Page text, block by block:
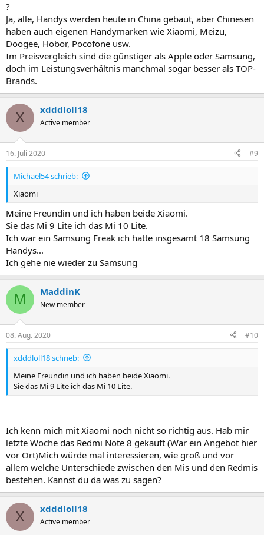
?
Ja, alle, Handys werden heute in China gebaut, aber Chinesen
haben auch eigenen Handymarken wie Xiaomi, Meizu,
Doogee, Hobor, Pocofone usw.
Im Preisvergleich sind die günstiger als Apple oder Samsung,
doch im Leistungsverhältnis manchmal sogar besser als TOP-
Brands.
X xdddloll18
Active member
16. Juli 2020 #9
Michael54 schrieb:
Xiaomi
Meine Freundin und ich haben beide Xiaomi.
Sie das Mi 9 Lite ich das Mi 10 Lite.
Ich war ein Samsung Freak ich hatte insgesamt 18 Samsung
Handys...
Ich gehe nie wieder zu Samsung
M MaddinK
New member
08. Aug. 2020 #10
xdddloll18 schrieb:
Meine Freundin und ich haben beide Xiaomi.
Sie das Mi 9 Lite ich das Mi 10 Lite.
Ich kenn mich mit Xiaomi noch nicht so richtig aus. Hab mir
letzte Woche das Redmi Note 8 gekauft (War ein Angebot hier
vor Ort)Mich würde mal interessieren, wie groß und vor
allem welche Unterschiede zwischen den Mis und den Redmis
bestehen. Kannst du da was zu sagen?
X xdddloll18
Active member